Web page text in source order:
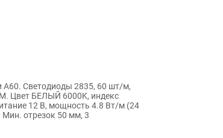
A60. Светодиоды 2835, 60 шт/м,
Цвет БЕЛЫЙ 6000K, индекс
12 В, мощность 4.8 Вт/м (24
отрезок 50 мм, 3